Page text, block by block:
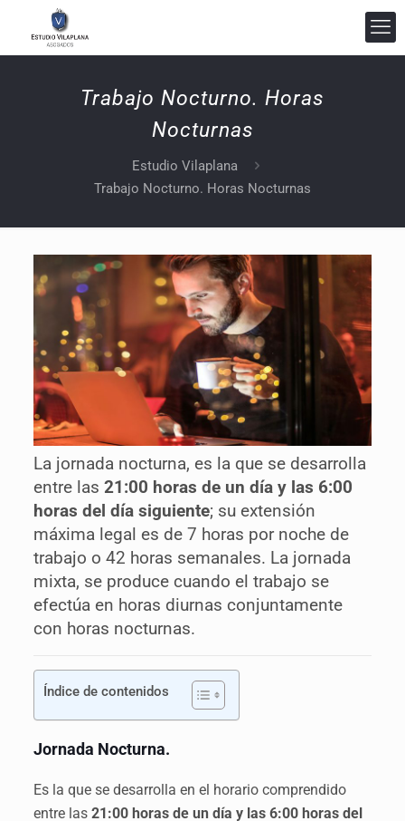
Trabajo Nocturno. Horas
Nocturnas
Estudio Vilaplana
Trabajo Nocturno. Horas Nocturnas
La jornada nocturna, es la que se desarrolla
entre las 21:00 horas de un día y las 6:00
horas del día siguiente; su extensión
máxima legal es de 7 horas por noche de
trabajo o 42 horas semanales. La jornada
mixta, se produce cuando el trabajo se
efectúa en horas diurnas conjuntamente
con horas nocturnas.
Índice de contenidos
Jornada Nocturna.
Es la que se desarrolla en el horario comprendido
entre las 21:00 horas de un día y las 6:00 horas del
Estudio Vilaplana Abogados
En línea